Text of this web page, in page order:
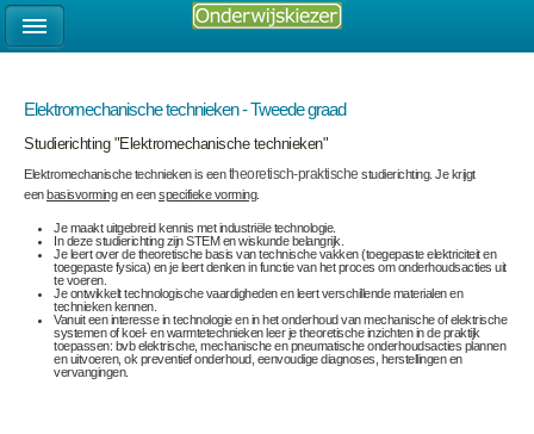
Elektromechanische technieken - Tweede graad
Studierichting "Elektromechanische technieken"
Elektromechanische technieken is eentheoretisch-praktische studierichting. Je krijgt
een basisvormingen eenspecifieke vorming.
Je maakt uitgebreid kennis met industriële technologie.
In deze studierichting zijn STEM en wiskunde belangrijk.
Je leert over de theoretische basis van technische vakken (toegepaste elektriciteit en
toegepaste fysica) en je leert denken in functie van het proces om onderhoudsacties uit
te voeren.
Je ontwikkelt technologische vaardigheden en leert verschillende materialen en
technieken kennen.
Vanuit een interesse in technologie en in het onderhoud van mechanische of elektrische
systemen of koel- en warmtetechnieken leer je theoretische inzichten in de praktijk
toepassen: bvb elektrische, mechanische en pneumatische onderhoudsacties plannen
en uitvoeren, ok preventief onderhoud, eenvoudige diagnoses, herstellingen en
vervangingen.